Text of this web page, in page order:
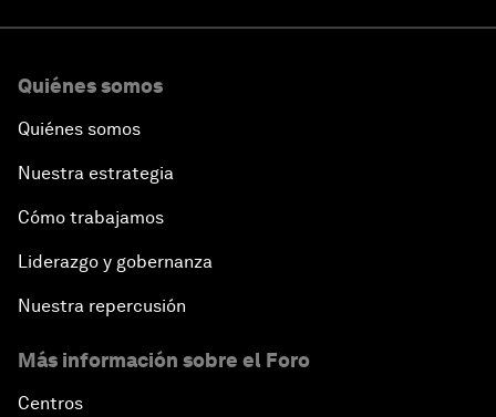
Quiénes somos
Quiénes somos
Nuestra estrategia
Cómo trabajamos
Liderazgo y gobernanza
Nuestra repercusión
Más información sobre el Foro
Centros